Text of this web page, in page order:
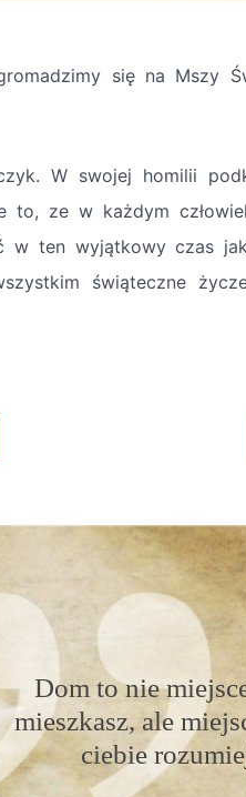
się na Mszy
W swojej homilii
to, ze w każdym
w ten wyjątkowy czas
świąteczne
Dom to nie
mieszkasz, ale
ciebie